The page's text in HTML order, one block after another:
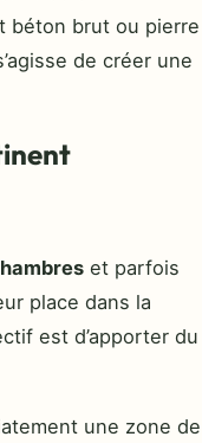
béton brut ou pierre
de créer une
et parfois
place dans la
est d’apporter du
une zone de